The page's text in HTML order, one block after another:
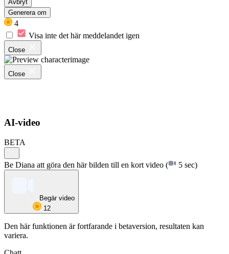
Avbryt
Generera om
4
Visa inte det här meddelandet igen
Close
Close
AI-video
BETA
Be Diana att göra den här bilden till en kort video ( 5 sec)
Begär video
12
Den här funktionen är fortfarande i betaversion, resultaten kan
variera.